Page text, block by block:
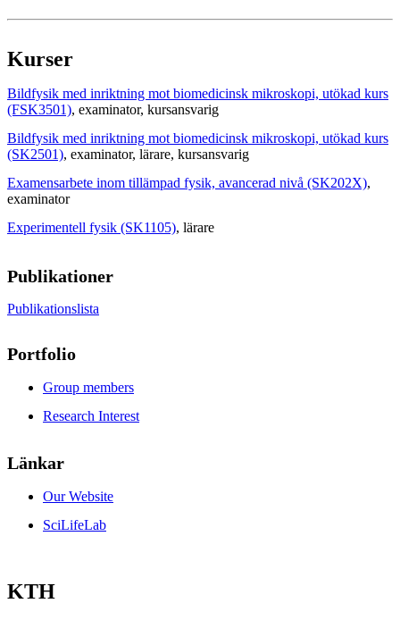
Kurser
Bildfysik med inriktning mot biomedicinsk mikroskopi, utökad kurs
(FSK3501), examinator, kursansvarig
Bildfysik med inriktning mot biomedicinsk mikroskopi, utökad kurs
(SK2501), examinator, lärare, kursansvarig
Examensarbete inom tillämpad fysik, avancerad nivå (SK202X),
examinator
Experimentell fysik (SK1105), lärare
Publikationer
Publikationslista
Portfolio
Group members
Research Interest
Länkar
Our Website
SciLifeLab
KTH